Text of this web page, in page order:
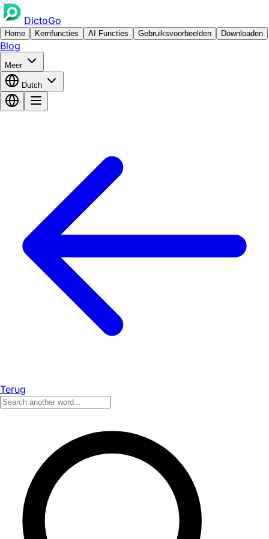
DictoGo
Home Kernfuncties AI Functies Gebruiksvoorbeelden Downloaden
Blog
Meer
Dutch
Terug